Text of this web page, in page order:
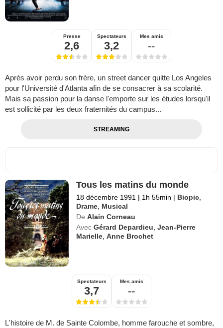
Presse
2,6
Spectateurs
3,2
Mes amis
--
Après avoir perdu son frère, un street dancer quitte Los Angeles
pour l'Université d'Atlanta afin de se consacrer à sa scolarité.
Mais sa passion pour la danse l'emporte sur les études lorsqu'il
est sollicité par les deux fraternités du campus...
STREAMING
Tous les matins du monde
18 décembre 1991 | 1h 55min | Biopic
Drame Musical
De Alain Corneau
Avec Gérard Depardieu ,Jean-Pierre
Marielle ,Anne Brochet
Spectateurs
3,7
Mes amis
--
L'histoire de M. de Sainte Colombe, homme farouche et sombre,